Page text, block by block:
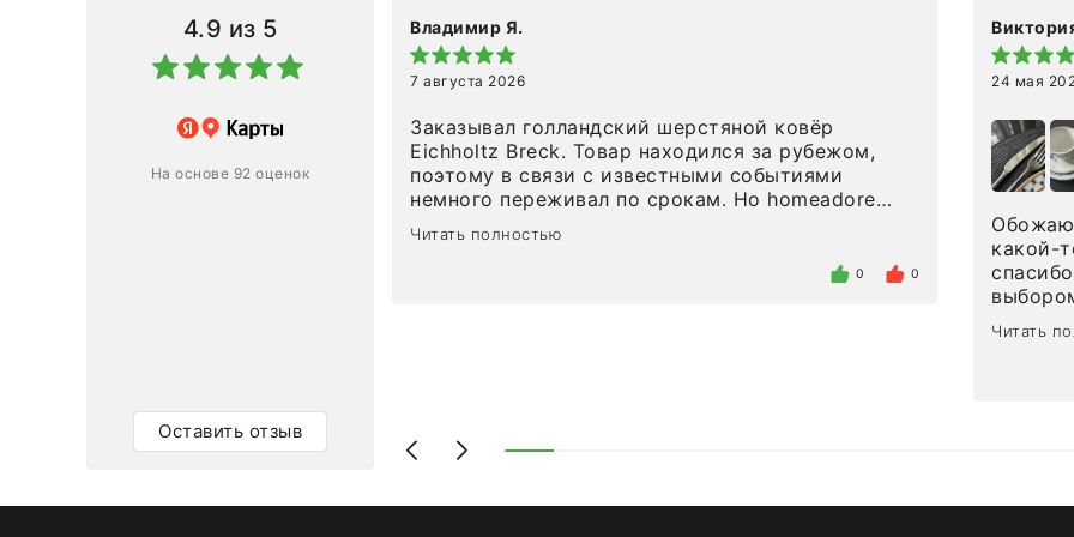
4.9 из 5
На основе 92 оценок
Оставить отзыв
Владимир Я.
7 августа 2026
Заказывал голландский шерстяной ковёр
Eichholtz Breck. Товар находился за рубежом,
поэтому в связи с известными событиями
немного переживал по срокам. Но homeadore
привезли ровно в определенное в договоре
время, без задержеки. Отдельно хочу отметить
Выглядит в интерьере ровно так, как хотел. Ещё
раз - большая благодарность сотрудникам
Читать полностью
0 0
24 мая
Обожаю
какой-
Читать